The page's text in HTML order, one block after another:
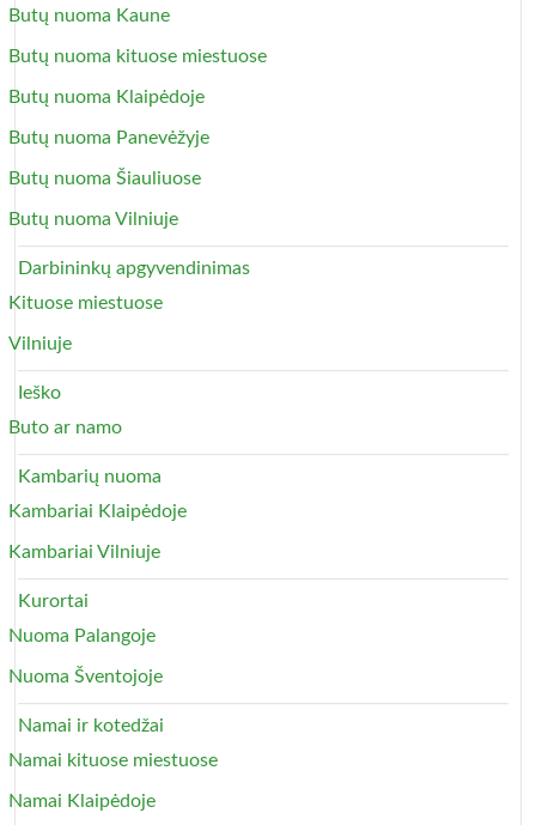
Butų nuoma Kaune
Butų nuoma kituose miestuose
Butų nuoma Klaipėdoje
Butų nuoma Panevėžyje
Butų nuoma Šiauliuose
Butų nuoma Vilniuje
Darbininkų apgyvendinimas
Kituose miestuose
Vilniuje
Ieško
Buto ar namo
Kambarių nuoma
Kambariai Klaipėdoje
Kambariai Vilniuje
Kurortai
Nuoma Palangoje
Nuoma Šventojoje
Namai ir kotedžai
Namai kituose miestuose
Namai Klaipėdoje